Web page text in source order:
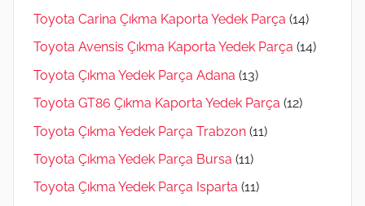
Toyota Carina Çıkma Kaporta Yedek Parça (14)
Toyota Avensis Çıkma Kaporta Yedek Parça (14)
Toyota Çıkma Yedek Parça Adana (13)
Toyota GT86 Çıkma Kaporta Yedek Parça (12)
Toyota Çıkma Yedek Parça Trabzon (11)
Toyota Çıkma Yedek Parça Bursa (11)
Toyota Çıkma Yedek Parça Isparta (11)